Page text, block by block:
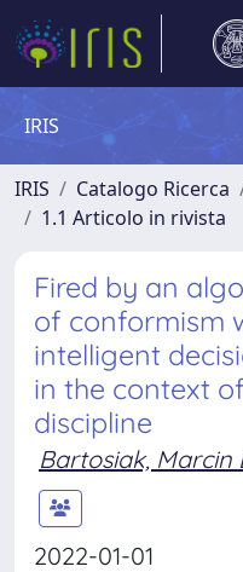
IRIS
IRIS Catalogo Ricerca
1.1 Articolo in rivista
Fired by an
of conformism
intelligent
in the context
discipline
Bartosiak, Marcin
2022-01-01